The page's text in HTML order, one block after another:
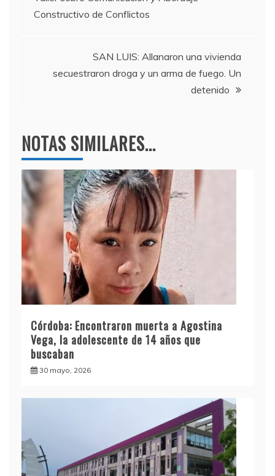
o
o
m p
p
de
Constructivo de Conflictos
SAN LUIS: Allanaron una vivienda
secuestraron droga y un arma de fuego. Un
detenido
NOTAS SIMILARES...
Córdoba: Encontraron muerta a Agostina
Vega, la adolescente de 14 años que
buscaban
30 mayo, 2026